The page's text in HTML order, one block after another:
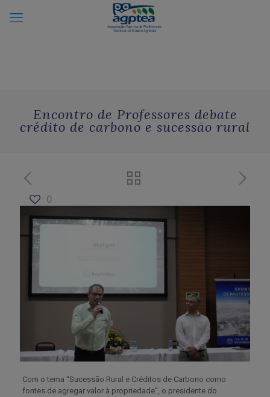
Encontro de Professores debate
crédito de carbono e sucessão rural
0
Com o tema “Sucessão Rural e Créditos de Carbono como
fontes de agregar valor à propriedade”, o presidente do